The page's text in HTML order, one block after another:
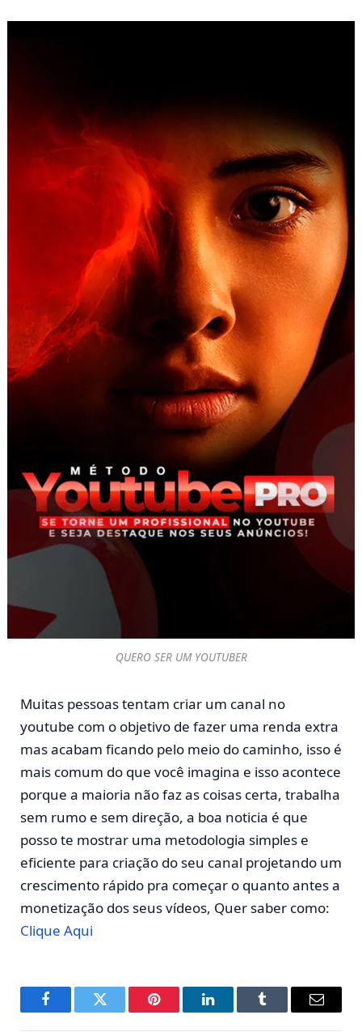
QUERO SER UM YOUTUBER
Muitas pessoas tentam criar um canal no
youtube com o objetivo de fazer uma renda extra
mas acabam ficando pelo meio do caminho, isso é
mais comum do que você imagina e isso acontece
porque a maioria não faz as coisas certa, trabalha
sem rumo e sem direção, a boa noticia é que
posso te mostrar uma metodologia simples e
eficiente para criação do seu canal projetando um
crescimento rápido pra começar o quanto antes a
monetização dos seus vídeos, Quer saber como:
Clique Aqui
FacebookTwitter Pinterest LinkedInTumblr
E-